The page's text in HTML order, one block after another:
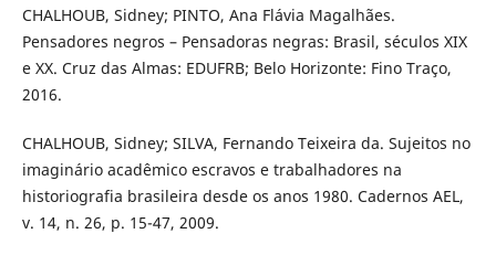
CHALHOUB, Sidney; PINTO, Ana Flávia Magalhães.
Pensadores negros – Pensadoras negras: Brasil, séculos XIX
e XX. Cruz das Almas: EDUFRB; Belo Horizonte: Fino Traço,
2016.
CHALHOUB, Sidney; SILVA, Fernando Teixeira da. Sujeitos no
imaginário acadêmico escravos e trabalhadores na
historiografia brasileira desde os anos 1980. Cadernos AEL,
v. 14, n. 26, p. 15-47, 2009.